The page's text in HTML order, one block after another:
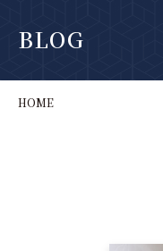
BLOG
HOME